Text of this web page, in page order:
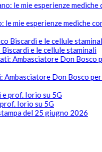
le mie esperienze mediche
e le cellule staminali
Ambasciatore Don Bosco per
Iorio su 5G
del 25 giugno 2026